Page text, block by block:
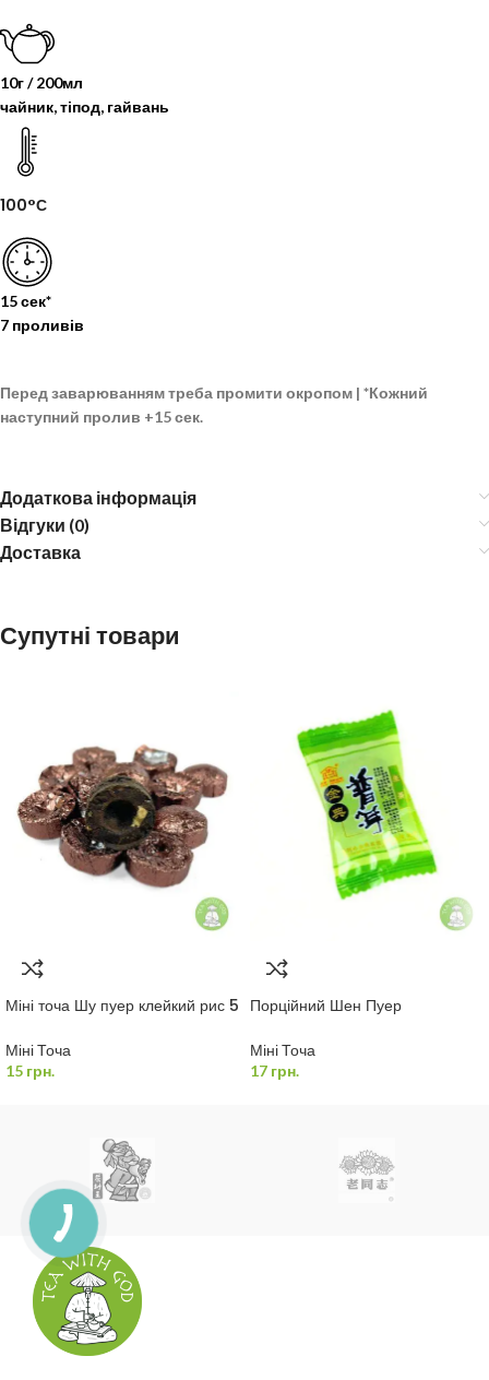
10г / 200мл
чайник, тіпод, гайвань
100°С
15 сек*
7 проливів
Перед заварюванням треба промити окропом | *Кожний
наступний пролив +15 сек.
Додаткова інформація
Відгуки (0)
Доставка
Супутні товари
Міні точа Шу пуер клейкий рис 5
Міні Точа
15 грн.
Порційний Шен Пуер
Міні Точа
17 грн.